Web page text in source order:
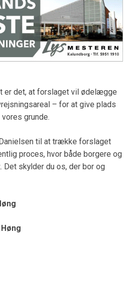
er det, at forslaget vil ødelægge
– for at give plads
grunde.
til at trække forslaget
proces, hvor både borgere og
Det skylder du os, der bor og